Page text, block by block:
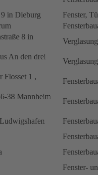
in Dieburg
Fenster,
8 in
An den drei
Flosset 1 ,
38 Mannheim
Fenster-